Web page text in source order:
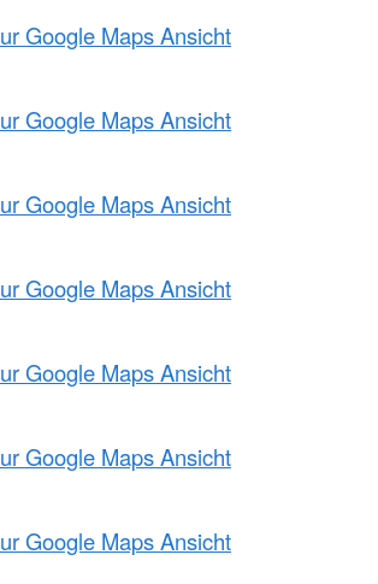
Google Maps Ansicht
Google Maps Ansicht
Google Maps Ansicht
Google Maps Ansicht
Google Maps Ansicht
Google Maps Ansicht
Google Maps Ansicht